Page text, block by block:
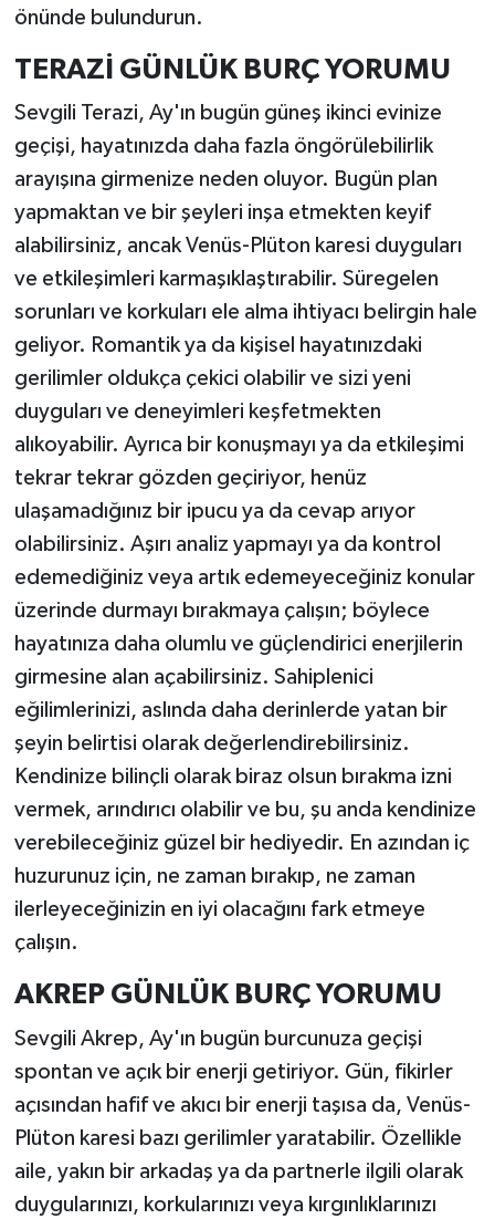
önünde bulundurun.
TERAZİ GÜNLÜK BURÇ YORUMU
Sevgili Terazi, Ay'ın bugün güneş ikinci evinize
geçişi, hayatınızda daha fazla öngörülebilirlik
arayışına girmenize neden oluyor. Bugün plan
yapmaktan ve bir şeyleri inşa etmekten keyif
alabilirsiniz, ancak Venüs-Plüton karesi duyguları
ve etkileşimleri karmaşıklaştırabilir. Süregelen
sorunları ve korkuları ele alma ihtiyacı belirgin hale
geliyor. Romantik ya da kişisel hayatınızdaki
gerilimler oldukça çekici olabilir ve sizi yeni
duyguları ve deneyimleri keşfetmekten
alıkoyabilir. Ayrıca bir konuşmayı ya da etkileşimi
tekrar tekrar gözden geçiriyor, henüz
ulaşamadığınız bir ipucu ya da cevap arıyor
olabilirsiniz. Aşırı analiz yapmayı ya da kontrol
edemediğiniz veya artık edemeyeceğiniz konular
üzerinde durmayı bırakmaya çalışın; böylece
hayatınıza daha olumlu ve güçlendirici enerjilerin
girmesine alan açabilirsiniz. Sahiplenici
eğilimlerinizi, aslında daha derinlerde yatan bir
şeyin belirtisi olarak değerlendirebilirsiniz.
Kendinize bilinçli olarak biraz olsun bırakma izni
vermek, arındırıcı olabilir ve bu, şu anda kendinize
verebileceğiniz güzel bir hediyedir. En azından iç
huzurunuz için, ne zaman bırakıp, ne zaman
ilerleyeceğinizin en iyi olacağını fark etmeye
çalışın.
AKREP GÜNLÜK BURÇ YORUMU
Sevgili Akrep, Ay'ın bugün burcunuza geçişi
spontan ve açık bir enerji getiriyor. Gün, fikirler
açısından hafif ve akıcı bir enerji taşısa da, Venüs-
Plüton karesi bazı gerilimler yaratabilir. Özellikle
aile, yakın bir arkadaş ya da partnerle ilgili olarak
duygularınızı, korkularınızı veya kırgınlıklarınızı